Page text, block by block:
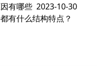
有哪些 2023-10-30
有什么结构特点？